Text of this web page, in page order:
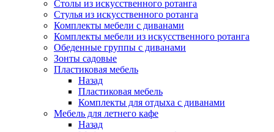
Столы из искусственного ротанга
Стулья из искусственного ротанга
Комплекты мебели с диванами
Комплекты мебели из искусственного ротанга
Обеденные группы с диванами
Зонты садовые
Пластиковая мебель
Назад
Пластиковая мебель
Комплекты для отдыха с диванами
Мебель для летнего кафе
Назад